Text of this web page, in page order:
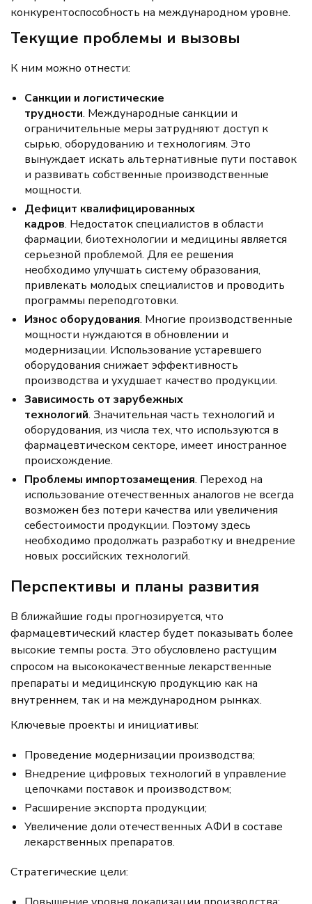
конкурентоспособность на международном уровне.
Текущие проблемы и вызовы
К ним можно отнести:
Санкции и логистические
трудности. Международные санкции и
ограничительные меры затрудняют доступ к
сырью, оборудованию и технологиям. Это
вынуждает искать альтернативные пути поставок
и развивать собственные производственные
мощности.
Дефицит квалифицированных
кадров. Недостаток специалистов в области
фармации, биотехнологии и медицины является
серьезной проблемой. Для ее решения
необходимо улучшать систему образования,
привлекать молодых специалистов и проводить
программы переподготовки.
Износ оборудования. Многие производственные
мощности нуждаются в обновлении и
модернизации. Использование устаревшего
оборудования снижает эффективность
производства и ухудшает качество продукции.
Зависимость от зарубежных
технологий. Значительная часть технологий и
оборудования, из числа тех, что используются в
фармацевтическом секторе, имеет иностранное
происхождение.
Проблемы импортозамещения. Переход на
использование отечественных аналогов не всегда
возможен без потери качества или увеличения
себестоимости продукции. Поэтому здесь
необходимо продолжать разработку и внедрение
новых российских технологий.
Перспективы и планы развития
В ближайшие годы прогнозируется, что
фармацевтический кластер будет показывать более
высокие темпы роста. Это обусловлено растущим
спросом на высококачественные лекарственные
препараты и медицинскую продукцию как на
внутреннем, так и на международном рынках.
Ключевые проекты и инициативы:
Проведение модернизации производства;
Внедрение цифровых технологий в управление
цепочками поставок и производством;
Расширение экспорта продукции;
Увеличение доли отечественных АФИ в составе
лекарственных препаратов.
Стратегические цели: